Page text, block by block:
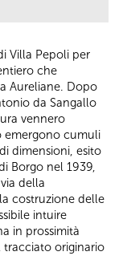
Villa Pepoli per
che
Aureliane. Dopo
da Sangallo
vennero
emergono cumuli
dimensioni, esito
Borgo nel 1939,
della
costruzione delle
intuire
in prossimità
tracciato originario